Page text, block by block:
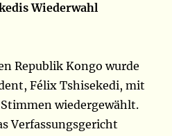
Wiederwahl
Republik Kongo wurde
Félix Tshisekedi, mit
wiedergewählt.
Verfassungsgericht